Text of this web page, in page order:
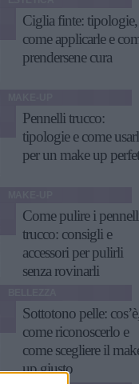
Ciglia finte: tipologie,
come applicarle e
prendersene cura
Pennelli trucco:
tipologie e come
per un make up
Come pulire i
trucco: consigli e
accessori per pulirli
senza rovinarli
Sottotono pelle:
come riconoscerlo e
come scegliere il
up giusto